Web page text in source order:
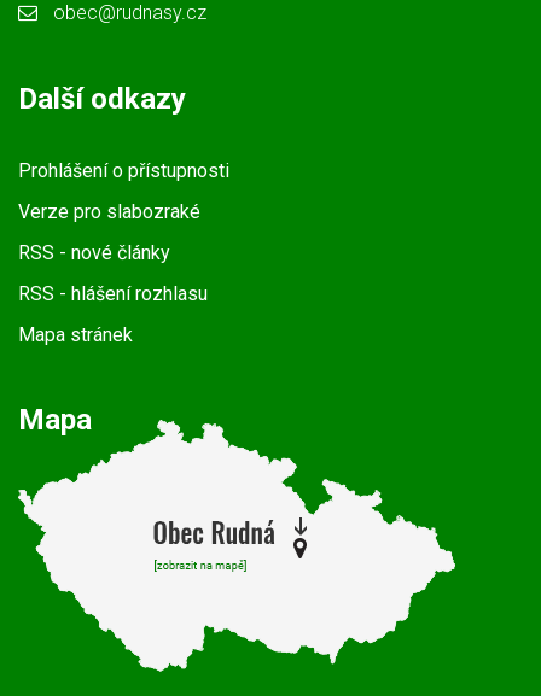
obec@rudnasy.cz
Další odkazy
Prohlášení o přístupnosti
Verze pro slabozraké
RSS - nové články
RSS - hlášení rozhlasu
Mapa stránek
Mapa